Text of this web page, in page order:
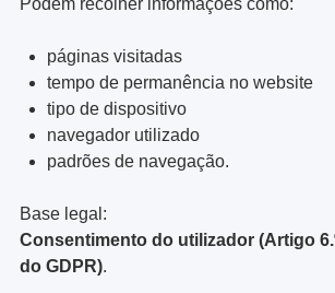
Podem recolher informações como:
páginas visitadas
tempo de permanência no website
tipo de dispositivo
navegador utilizado
padrões de navegação.
Base legal:
Consentimento do utilizador (Artigo
do GDPR).